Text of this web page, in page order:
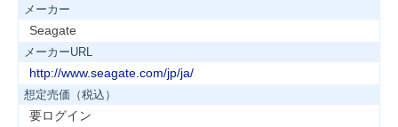
メーカー
Seagate
メーカーURL
http://www.seagate.com/jp/ja/
想定売価（税込）
要ログイン